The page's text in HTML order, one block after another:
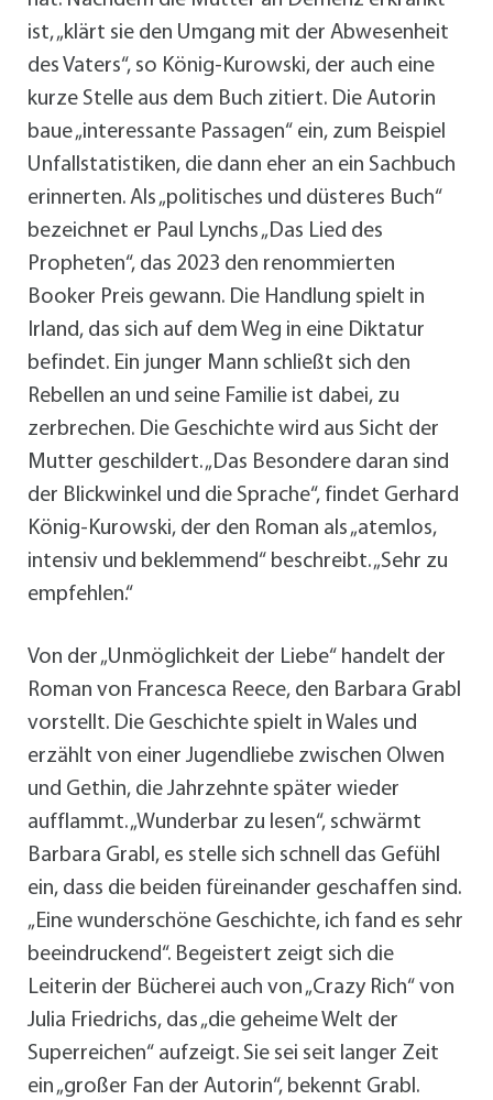
ist, „klärt sie den Umgang mit der Abwesenheit
des Vaters“, so König-Kurowski, der auch eine
kurze Stelle aus dem Buch zitiert. Die Autorin
baue „interessante Passagen“ ein, zum Beispiel
Unfallstatistiken, die dann eher an ein Sachbuch
erinnerten. Als „politisches und düsteres Buch“
bezeichnet er Paul Lynchs „Das Lied des
Propheten“, das 2023 den renommierten
Booker Preis gewann. Die Handlung spielt in
Irland, das sich auf dem Weg in eine Diktatur
befindet. Ein junger Mann schließt sich den
Rebellen an und seine Familie ist dabei, zu
zerbrechen. Die Geschichte wird aus Sicht der
Mutter geschildert. „Das Besondere daran sind
der Blickwinkel und die Sprache“, findet Gerhard
König-Kurowski, der den Roman als „atemlos,
intensiv und beklemmend“ beschreibt. „Sehr zu
empfehlen.“
Von der „Unmöglichkeit der Liebe“ handelt der
Roman von Francesca Reece, den Barbara Grabl
vorstellt. Die Geschichte spielt in Wales und
erzählt von einer Jugendliebe zwischen Olwen
und Gethin, die Jahrzehnte später wieder
aufflammt. „Wunderbar zu lesen“, schwärmt
Barbara Grabl, es stelle sich schnell das Gefühl
ein, dass die beiden füreinander geschaffen sind.
„Eine wunderschöne Geschichte, ich fand es sehr
beeindruckend“. Begeistert zeigt sich die
Leiterin der Bücherei auch von „Crazy Rich“ von
Julia Friedrichs, das „die geheime Welt der
Superreichen“ aufzeigt. Sie sei seit langer Zeit
ein „großer Fan der Autorin“, bekennt Grabl.